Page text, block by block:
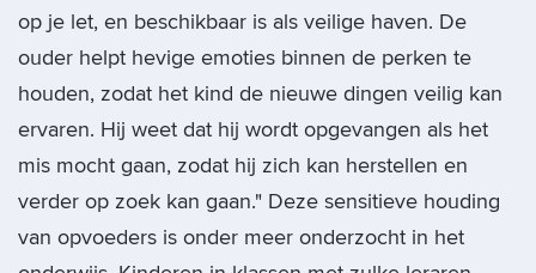
op je let, en beschikbaar is als veilige haven. De
ouder helpt hevige emoties binnen de perken te
houden, zodat het kind de nieuwe dingen veilig kan
ervaren. Hij weet dat hij wordt opgevangen als het
mis mocht gaan, zodat hij zich kan herstellen en
verder op zoek kan gaan." Deze sensitieve houding
van opvoeders is onder meer onderzocht in het